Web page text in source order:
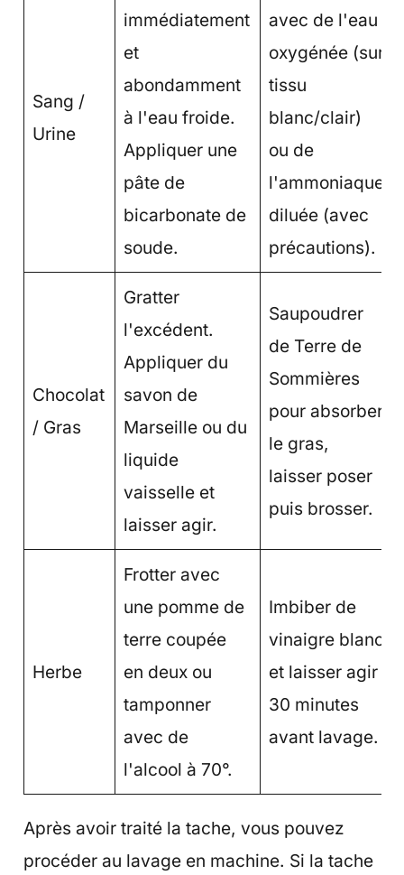
Sang /
Urine
immédiatement
et
abondamment
à l'eau froide.
Appliquer une
pâte de
bicarbonate de
soude.
avec de l'eau
oxygénée (sur
tissu
blanc/clair)
ou de
l'ammoniaque
diluée (avec
précautions).
Chocolat
/ Gras
Gratter
l'excédent.
Appliquer du
savon de
Marseille ou du
liquide
vaisselle et
laisser agir.
Saupoudrer
de Terre de
Sommières
pour absorber
le gras,
laisser poser
puis brosser.
Herbe
Frotter avec
une pomme de
terre coupée
en deux ou
tamponner
avec de
l'alcool à 70°.
Imbiber de
vinaigre blanc
et laisser agir
30 minutes
avant lavage.
Après avoir traité la tache, vous pouvez
procéder au lavage en machine. Si la tache